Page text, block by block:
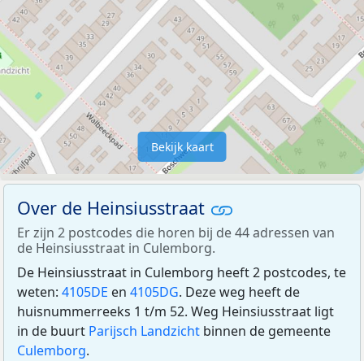
Bekijk kaart
Over de Heinsiusstraat
Er zijn 2 postcodes die horen bij de 44 adressen van
de Heinsiusstraat in Culemborg.
De Heinsiusstraat in Culemborg heeft 2 postcodes, te
weten: 4105DE en 4105DG. Deze weg heeft de
huisnummerreeks 1 t/m 52. Weg Heinsiusstraat ligt
in de buurt Parijsch Landzicht binnen de gemeente
Culemborg.